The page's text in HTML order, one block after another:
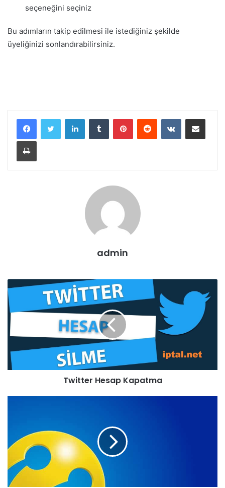
seçeneğini seçiniz
Bu adımların takip edilmesi ile istediğiniz şekilde
üyeliğinizi sonlandırabilirsiniz.
LinkedInTumblr PinterestReddit VKontakteE-Posta ile paylaş
Yazdır
admin
Twitter Hesap Kapatma